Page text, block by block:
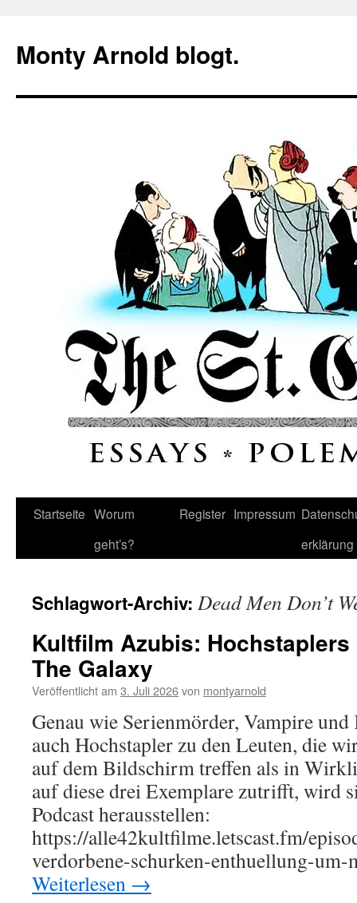
springen
Monty Arnold blogt.
Startseite Worum
geht’s?
Register Impressum
erklärung
Schlagwort-Archiv: Dead Men Don’t
Kultfilm Azubis:
The Galaxy
Veröffentlicht am 3. Juli 2026von montyarnold
Genau wie Serienmörder, Vampire
auch Hochstapler zu den Leuten, die
auf dem Bildschirm treffen als in
auf diese drei Exemplare zutrifft, wird
Podcast herausstellen:
https://alle42kultfilme.letscast.fm/
verdorbene-schurken-enthuellung-
Weiterlesen →